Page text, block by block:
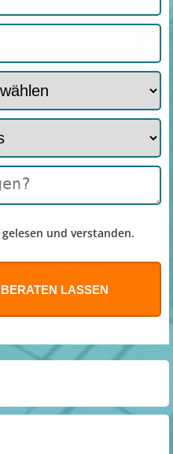
gelesen und verstanden.